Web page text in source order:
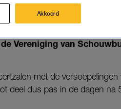
NEELTJE DE BOER
in Nederland
Vereniging van
met de versoepelingen
deel dus pas in de dagen na
Akkoord